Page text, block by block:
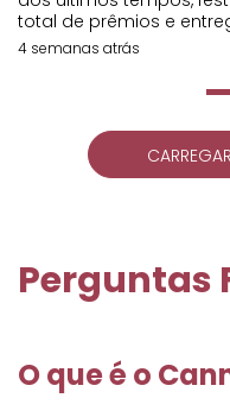
total de prêmios e
4 semanas atrás
Perguntas
O que é o